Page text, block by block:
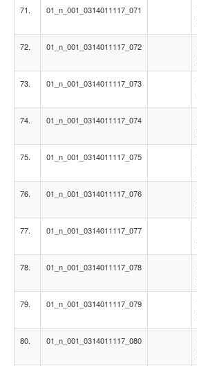
71. 01_n_001_0314011117_071
72. 01_n_001_0314011117_072
73. 01_n_001_0314011117_073
74. 01_n_001_0314011117_074
75. 01_n_001_0314011117_075
76. 01_n_001_0314011117_076
77. 01_n_001_0314011117_077
78. 01_n_001_0314011117_078
79. 01_n_001_0314011117_079
80. 01_n_001_0314011117_080